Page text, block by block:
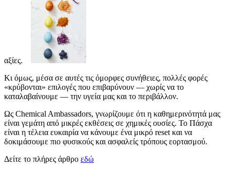
αξίες.
Κι όμως, μέσα σε αυτές τις όμορφες συνήθειες, πολλές φορές
«κρύβονται» επιλογές που επιβαρύνουν — χωρίς να το
καταλαβαίνουμε — την υγεία μας και το περιβάλλον.
Ως Chemical Ambassadors, γνωρίζουμε ότι η καθημερινότητά μας
είναι γεμάτη από μικρές εκθέσεις σε χημικές ουσίες. Το Πάσχα
είναι η τέλεια ευκαιρία να κάνουμε ένα μικρό reset και να
δοκιμάσουμε πιο φυσικούς και ασφαλείς τρόπους εορτασμού.
Δείτε το πλήρες άρθρο εδώ